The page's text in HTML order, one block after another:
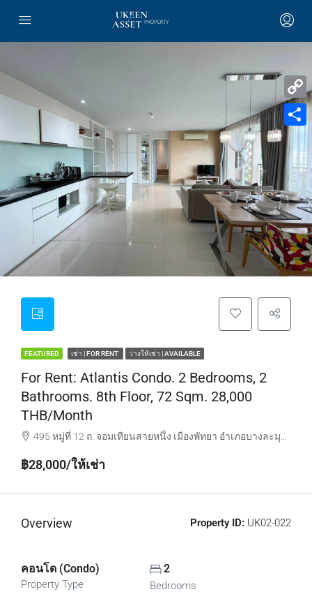
FEATURED เช่า | FOR RENT ว่างให้เช่า | AVAILABLE
For Rent: Atlantis Condo. 2 Bedrooms, 2
Bathrooms. 8th Floor, 72 Sqm. 28,000
THB/month
495 หมู่ที่ 12 ถ. จอมเทียนสายหนึ่ง เมืองพัทยา อำเภอบางละมุง ชลบุรี 20150
฿28,000/ให้เช่า
Overview Property ID: UK02-022
คอนโด (Condo)
Property Type
2
Bedrooms
Copy
Link
Share